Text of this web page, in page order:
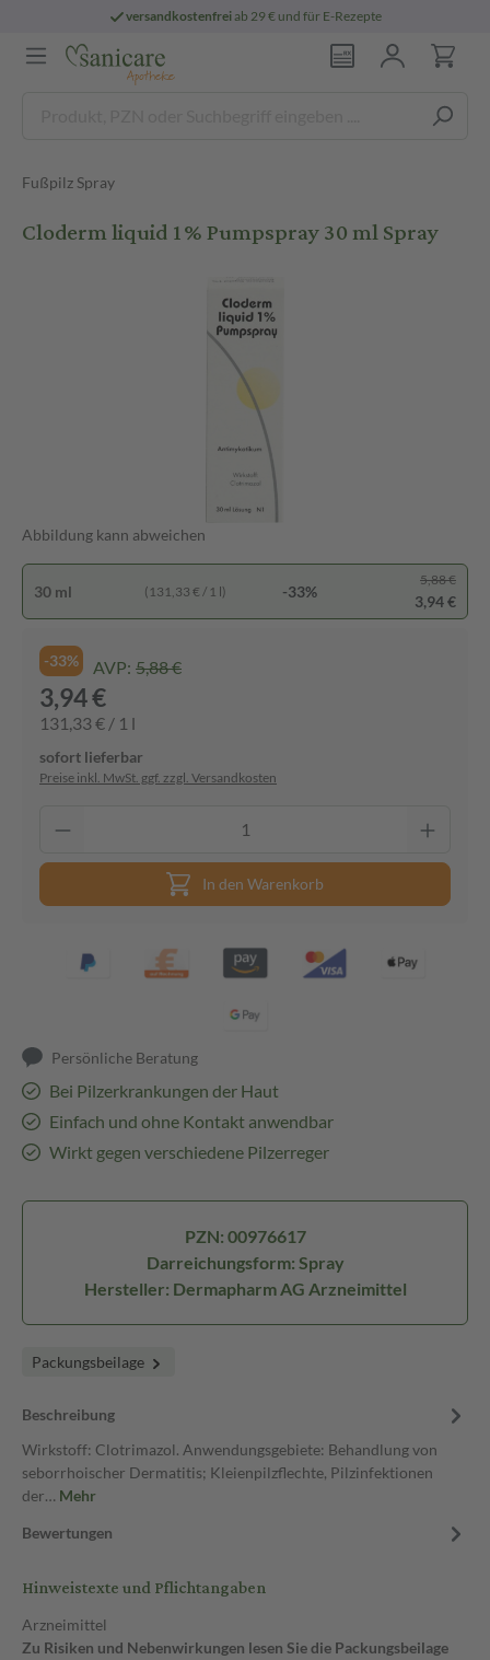
versandkostenfreiab 29 € und für E-Rezepte
Fußpilz Spray
Cloderm liquid 1% Pumpspray 30 ml Spray
Abbildung kann abweichen
30 ml (131,33 € / 1 l) -33%
5,88 €
3,94 €
-33% AVP: 5,88 €
3,94 €
131,33 € / 1 l
sofort lieferbar
Preise inkl. MwSt. ggf. zzgl. Versandkosten
In den Warenkorb
Persönliche Beratung
Bei Pilzerkrankungen der Haut
Einfach und ohne Kontakt anwendbar
Wirkt gegen verschiedene Pilzerreger
PZN: 00976617
Darreichungsform: Spray
Hersteller: Dermapharm AG Arzneimittel
Packungsbeilage
Beschreibung
Wirkstoff: Clotrimazol. Anwendungsgebiete: Behandlung von
seborrhoischer Dermatitis; Kleienpilzflechte, Pilzinfektionen
der… Mehr
Bewertungen
Hinweistexte und Pflichtangaben
Arzneimittel
Zu Risiken und Nebenwirkungen lesen Sie die Packungsbeilage